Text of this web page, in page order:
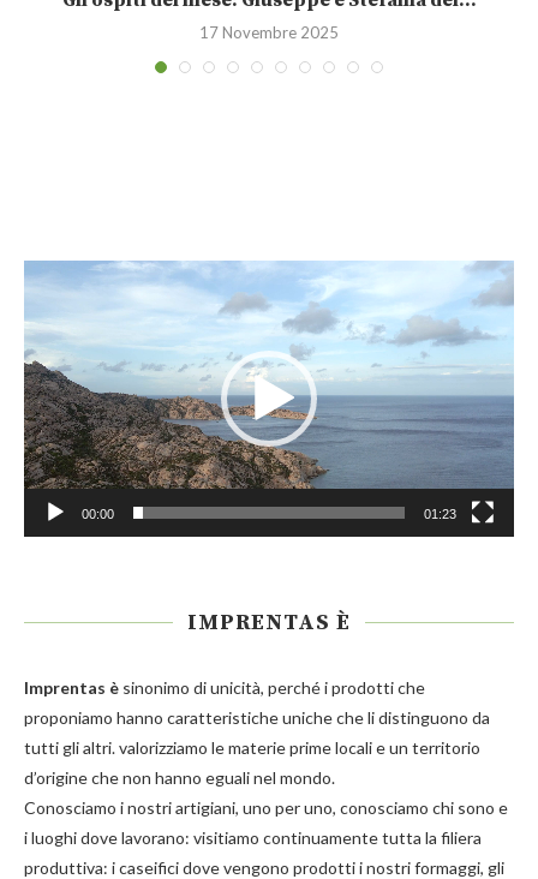
17 Novembre 2025
Player
00:00 01:23
IMPRENTAS È
Imprentas è sinonimo di unicità, perché i prodotti che
proponiamo hanno caratteristiche uniche che li distinguono da
tutti gli altri. valorizziamo le materie prime locali e un territorio
d’origine che non hanno eguali nel mondo.
Conosciamo i nostri artigiani, uno per uno, conosciamo chi sono e
i luoghi dove lavorano: visitiamo continuamente tutta la filiera
produttiva: i caseifici dove vengono prodotti i nostriformaggi, gli